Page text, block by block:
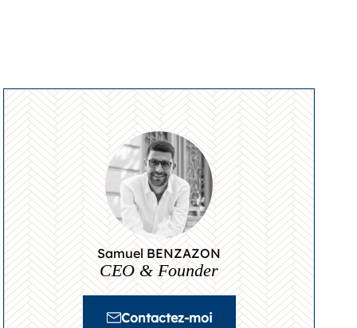
Samuel BENZAZON
CEO & Founder
Contactez-moi